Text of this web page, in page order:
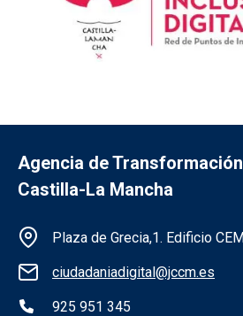
Agencia de
Castilla-La Mancha
Información de la
Plaza de Grecia,1. Edificio
ciudadaniadigital@jccm.es
925 951 345